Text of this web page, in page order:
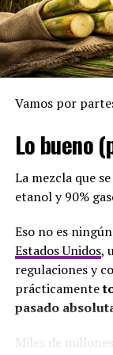
Votó a favor de
contra múltiples
No pudo
Ricardo
Actualmente
de narcotráfico
Y tampoco
literalmente,se
de tomar
Nivel.
Vamos por
Lo bueno
La mezcla que
etanol y 90%
Eso no es
Estados Unidos,
regulaciones y
prácticamente
pasado
Miles de